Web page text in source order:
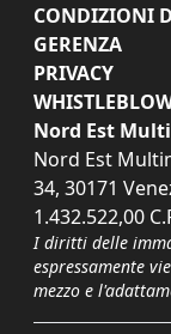
CONDIZIONI
GERENZA
PRIVACY
Nord Est
Nord Est
34, 30171
1.432.522,00
I diritti delle
espressamente
mezzo e